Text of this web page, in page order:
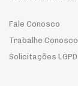
Fale Conosco
Trabalhe Conosco
Solicitações LGPD